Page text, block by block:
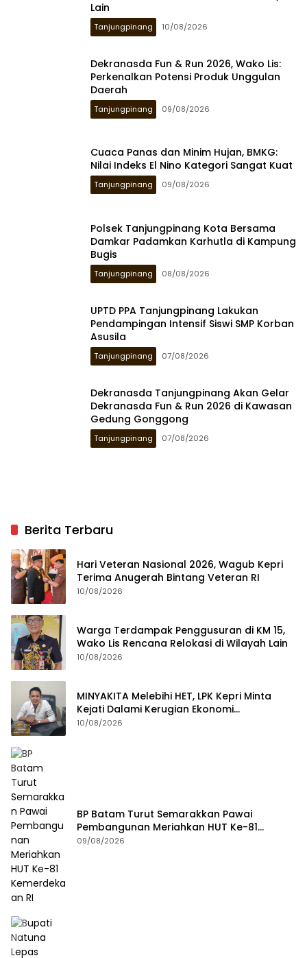
Lain
Tanjungpinang 10/08/2026
Dekranasda Fun & Run 2026, Wako Lis:
Perkenalkan Potensi Produk Unggulan
Daerah
Tanjungpinang 09/08/2026
Cuaca Panas dan Minim Hujan, BMKG:
Nilai Indeks El Nino Kategori Sangat Kuat
Tanjungpinang 09/08/2026
Polsek Tanjungpinang Kota Bersama
Damkar Padamkan Karhutla di Kampung
Bugis
Tanjungpinang 08/08/2026
UPTD PPA Tanjungpinang Lakukan
Pendampingan Intensif Siswi SMP Korban
Asusila
Tanjungpinang 07/08/2026
Dekranasda Tanjungpinang Akan Gelar
Dekranasda Fun & Run 2026 di Kawasan
Gedung Gonggong
Tanjungpinang 07/08/2026
Berita Terbaru
Hari Veteran Nasional 2026, Wagub Kepri
Terima Anugerah Bintang Veteran RI
10/08/2026
Warga Terdampak Penggusuran di KM 15,
Wako Lis Rencana Relokasi di Wilayah Lain
10/08/2026
MINYAKITA Melebihi HET, LPK Kepri Minta
Kejati Dalami Kerugian Ekonomi
Masyarakat
10/08/2026
BP Batam Turut Semarakkan Pawai
Pembangunan Meriahkan HUT Ke-81
Kemerdekaan RI
09/08/2026